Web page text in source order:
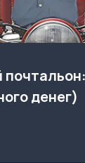
денег)